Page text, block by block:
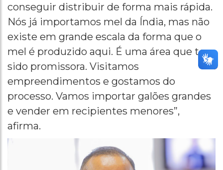
conseguir distribuir de forma mais rápida.
Nós já importamos mel da Índia, mas não
existe em grande escala da forma que o
mel é produzido aqui. É uma área que tem
sido promissora. Visitamos
empreendimentos e gostamos do
processo. Vamos importar galões grandes
e vender em recipientes menores”,
afirma.